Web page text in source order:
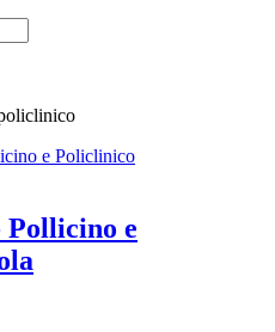
Pollicino e